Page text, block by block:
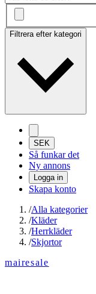
Filtrera efter kategori
SEK
Så funkar det
Ny annons
Logga in
Skapa konto
/Alla kategorier
/Kläder
/Herrkläder
/Skjortor
mairesale